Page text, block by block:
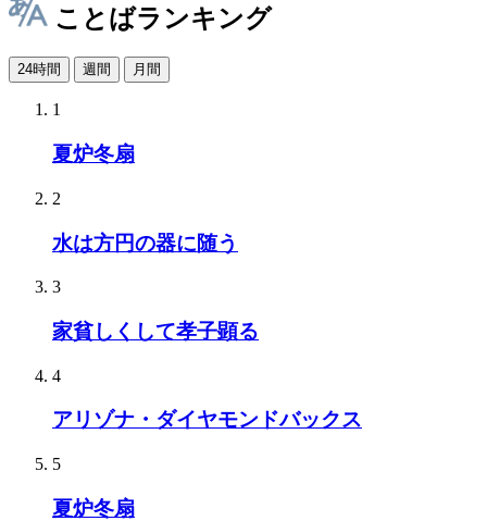
ことばランキング
24時間 週間 月間
1
夏炉冬扇
2
水は方円の器に随う
3
家貧しくして孝子顕る
4
アリゾナ・ダイヤモンドバックス
5
夏炉冬扇